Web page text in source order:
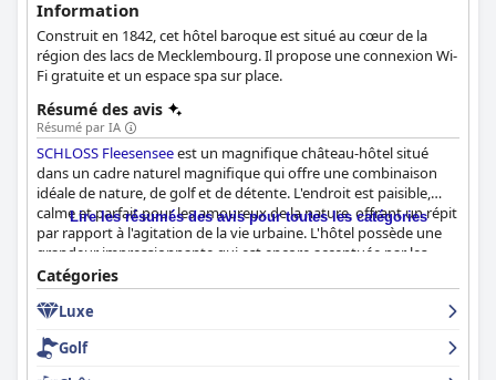
Information
Construit en 1842, cet hôtel baroque est situé au cœur de la
région des lacs de Mecklembourg. Il propose une connexion Wi-
Fi gratuite et un espace spa sur place.
Résumé des avis
Résumé par IA
SCHLOSS Fleesenseeest un magnifique château-hôtel situé
dans un cadre naturel magnifique qui offre une combinaison
idéale de nature, de golf et de détente. L'endroit est paisible,
calme et parfait pour les amoureux de la nature, offrant un répit
par rapport à l'agitation de la vie urbaine. L'hôtel possède une
grandeur impressionnante qui est encore accentuée par les
environs verdoyants et les jardins magnifiquement aménagés.
Le buffet du petit déjeuner propose une grande variété de plats
délicieux, y compris des stations de cuisine en direct et des
options saines. L'expérience gastronomique est généralement
très appréciée par les clients qui décrivent la nourriture comme
délicieuse et d'excellente qualité. Les chambres sont joliment
Lire les résumés des avis pour toutes les catégories
Catégories
Luxe
Golf